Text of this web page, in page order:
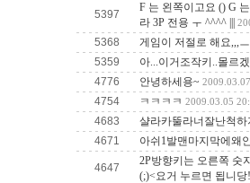
5397
F 는 왼쪽이고요 () G
라 3P 전용 ㅜ ^^^^ |||
5368
게임이 저절로 해요,,,
5359
아...이거조작키..몰르
4776
안녕하세용~
4754 ㅋㅋㅋㅋ 2009.03.05
4683
샬라카뚤라너잘난척
4671
아쉬1발맨마지막에왜
4647
2P방향키는 오른쪽 숫
(;)<요거 누르면 됩니당!